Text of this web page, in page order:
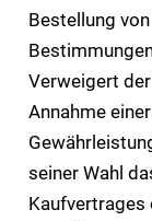
Bestellung
Verweigert
Annahme
seiner Wahl
Kaufvertrages